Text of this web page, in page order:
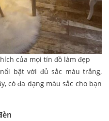
của mọi tín đồ làm đẹp
bật với đủ sắc màu trắng,
có đa dạng màu sắc cho bạn